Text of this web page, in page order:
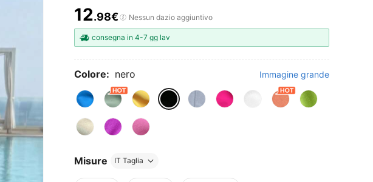
PRICE AND AVAILABILITY
12.98€ Nessun dazio aggiuntivo
consegna in 4-7 gg lav
Colore: nero Immagine grande
Misure IT Taglia